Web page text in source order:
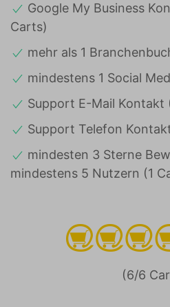
Google My Business
Carts)
mehr als 1
mindestens 1 Social
Support E-Mail Kontakt
Support Telefon
mindesten 3 Sterne
mindestens 5 Nutzern (1
(6/6